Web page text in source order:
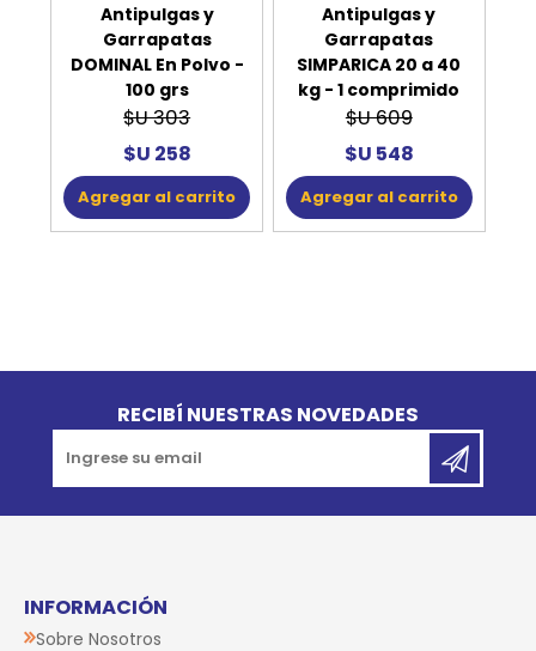
Antipulgas y
Garrapatas
DOMINAL En Polvo -
100 grs
$U 303
$U 258
Agregar al carrito
Antipulgas y
Garrapatas
SIMPARICA 20 a 40
kg - 1 comprimido
$U 609
$U 548
Agregar al carrito
RECIBÍ NUESTRAS NOVEDADES
INFORMACIÓN
Sobre Nosotros